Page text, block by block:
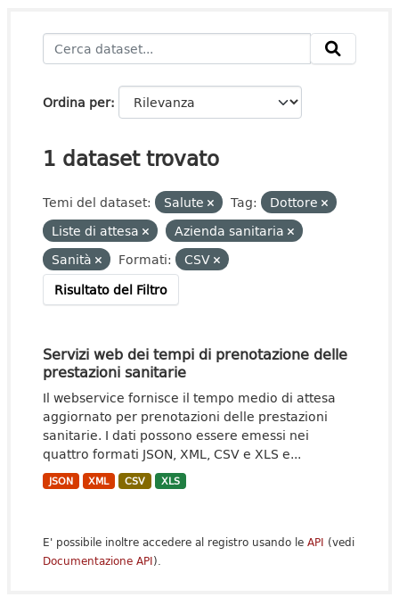
Ordina per
1 dataset trovato
Temi del dataset: Salute Tag:
Dottore
Liste di attesa
Azienda sanitaria
Sanità
Formati:
CSV
Risultato del Filtro
Servizi web dei tempi di prenotazione delle
prestazioni sanitarie
Il webservice fornisce il tempo medio di attesa
aggiornato per prenotazioni delle prestazioni
sanitarie. I dati possono essere emessi nei
quattro formati JSON, XML, CSV e XLS e...
JSON XML CSV XLS
E' possibile inoltre accedere al registro usando le API (vedi
Documentazione API).